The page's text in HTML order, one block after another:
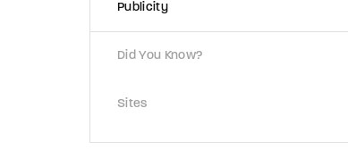
Publicity
Did You Know?
Sites